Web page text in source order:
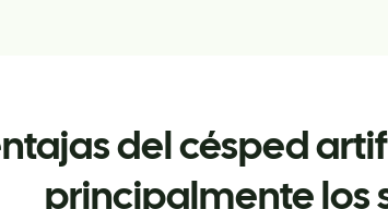
del césped
principalmente los